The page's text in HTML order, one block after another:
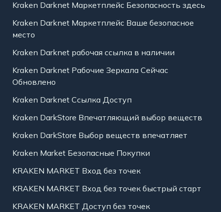
Kraken Darknet Маркетплейс Безопасность здесь
Kraken Darknet Маркетплейс Ваше безопасное
место
Kraken Darknet рабочая ссылка в наличии
Kraken Darknet Рабочие Зеркала Сейчас
Обновлено
Kraken Darknet Ссылка Доступ
Kraken DarkStore Впечатляющий выбор веществ
Kraken DarkStore Выбор веществ впечатляет
Kraken Market Безопасные Покупки
KRAKEN MARKET Вход без точек
KRAKEN MARKET Вход без точек быстрый старт
KRAKEN MARKET Доступ без точек